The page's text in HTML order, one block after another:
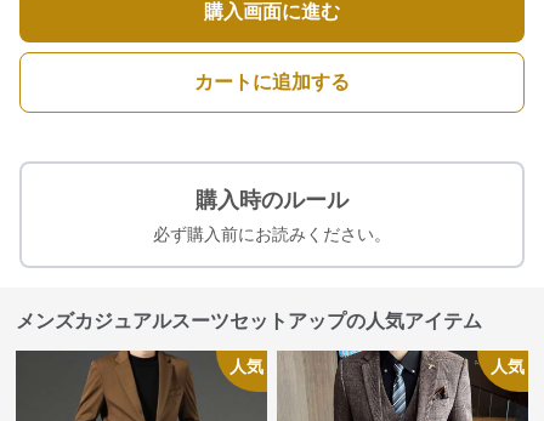
購入画面に進む
カートに追加する
購入時のルール
必ず購入前にお読みください。
メンズカジュアルスーツセットアップの人気アイテム
人気 人気